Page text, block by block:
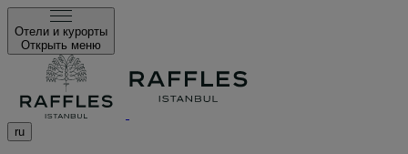
Отели и курорты
Открыть меню
ru